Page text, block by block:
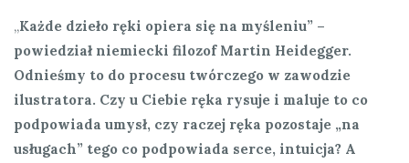
„Każde dzieło ręki opiera się na myśleniu” –
powiedział niemiecki filozof Martin Heidegger.
Odnieśmy to do procesu twórczego w zawodzie
ilustratora. Czy u Ciebie ręka rysuje i maluje to co
podpowiada umysł, czy raczej ręka pozostaje „na
usługach” tego co podpowiada serce, intuicja? A